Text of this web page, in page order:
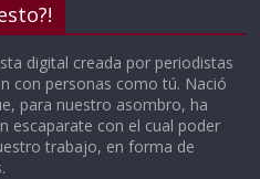
digital creada por periodistas
con personas como tú. Nació
para nuestro asombro, ha
escaparate con el cual poder
trabajo, en forma de